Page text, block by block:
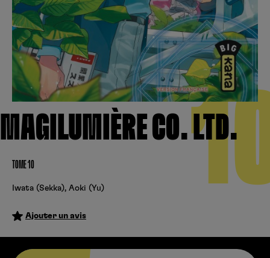
MAGILUMIÈRE CO. LTD.
TOME 10
Iwata (Sekka), Aoki (Yu)
Ajouter un avis
Se connecter S’inscrire
Hunter x Hunter
Fire Force
Black Butler